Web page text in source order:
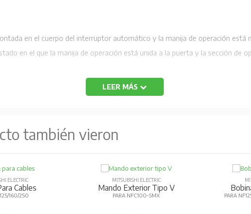
en el cuerpo del interruptor automático y la manija de operación está
en el que la manija de operación está unida a la puerta y la sección de
LEER MÁS
también vieron
ELECTRIC
Cables
160/250
MITSUBISHI ELECTRIC
Mando Exterior Tipo V
PARA NFC100-SMX PARA